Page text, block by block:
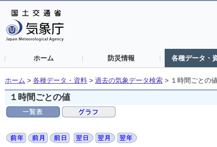
ホーム 防災情報 各種データ・
ホーム > 各種データ・資料 > 過去の気象データ検索 > １時間ごとの
１時間ごとの値